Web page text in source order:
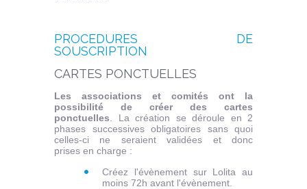
PROCEDURES DE
SOUSCRIPTION
CARTES PONCTUELLES
Les associations et comités ont la
possibilité de créer des cartes
ponctuelles . La création se déroule en 2
phases successives obligatoires sans quoi
celles-ci ne seraient validées et donc
prises en charge :
Créez l'évènement sur Lolita au
moins 72h avant l'évènement.